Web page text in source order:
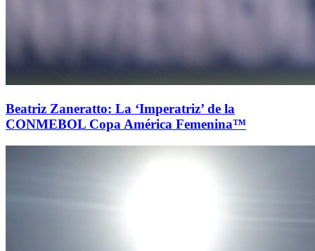
Beatriz Zaneratto: La ‘Imperatriz’ de la
CONMEBOL Copa América Femenina™